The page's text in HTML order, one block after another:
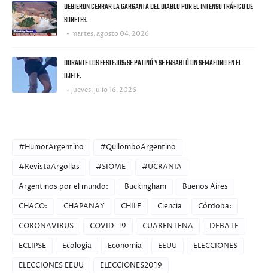
DEBIERON CERRAR LA GARGANTA DEL DIABLO POR EL INTENSO TRÁFICO DE
SORETES.
martes, agosto 04, 2026
DURANTE LOS FESTEJOS: SE PATINÓ Y SE ENSARTÓ UN SEMAFORO EN EL
OJETE.
jueves, julio 16, 2026
#HumorArgentino
#QuilomboArgentino
#RevistaArgollas
#SIOME
#UCRANIA
Argentinos por el mundo:
Buckingham
Buenos Aires
CHACO:
CHAPANAY CHILE Ciencia
Córdoba:
CORONAVIRUS
COVID-19 CUARENTENA
DEBATE
ECLIPSE
Ecologia Economia EEUU
ELECCIONES
ELECCIONES EEUU
ELECCIONES2019